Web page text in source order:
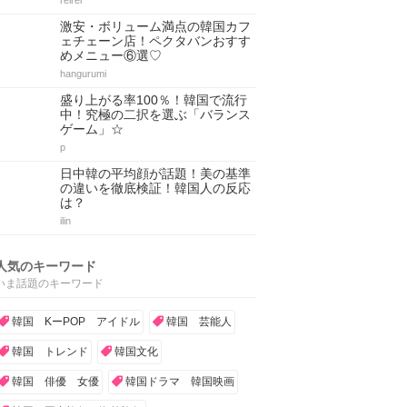
激安・ボリューム満点の韓国カフ
ェチェーン店！ペクタバンおすす
めメニュー⑥選♡
hangurumi
盛り上がる率100％！韓国で流行
中！究極の二択を選ぶ「バランス
ゲーム」☆
p
日中韓の平均顔が話題！美の基準
の違いを徹底検証！韓国人の反応
は？
ilin
気のキーワード
ま話題のキーワード
韓国 KーPOP アイドル 韓国 芸能人
韓国 トレンド 韓国文化
韓国 俳優 女優 韓国ドラマ 韓国映画